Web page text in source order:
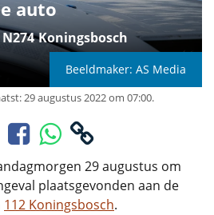
auto
Koningsbosch
Beeldmaker: AS Media
29 augustus 2022 om 07:00.
29 augustus om
plaatsgevonden aan de
112 Koningsbosch.